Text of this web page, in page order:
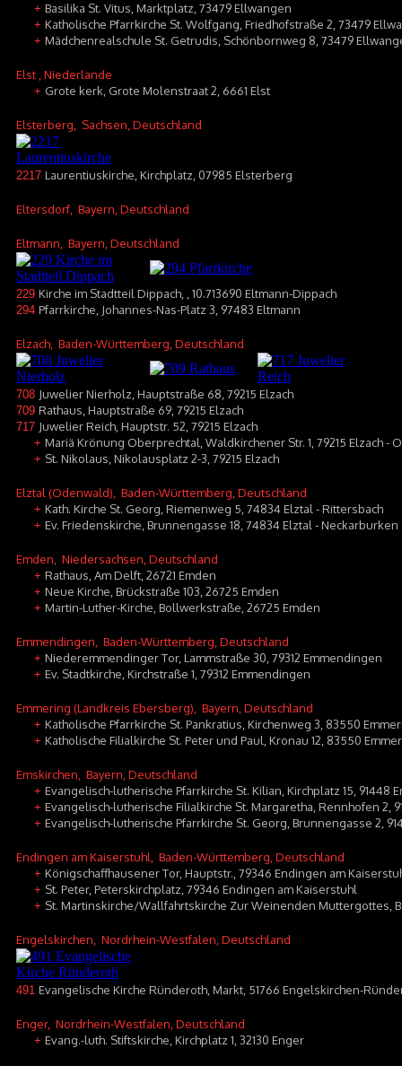
+ Basilika St. Vitus, Marktplatz, 73479 Ellwangen
+ Katholische Pfarrkirche St. Wolfgang, Friedhofstraße 2, 73479
+ Mädchenrealschule St. Getrudis, Schönbornweg 8, 73479
Elst , Niederlande
+ Grote kerk, Grote Molenstraat 2, 6661 Elst
Elsterberg , Sachsen, Deutschland
2217 Laurentiuskirche, Kirchplatz, 07985 Elsterberg
Eltersdorf , Bayern, Deutschland
Eltmann , Bayern, Deutschland
229 Kirche im Stadtteil Dippach, , 10.713690 Eltmann-Dippach
294 Pfarrkirche, Johannes-Nas-Platz 3, 97483 Eltmann
Elzach , Baden-Württemberg, Deutschland
708 Juwelier Nierholz, Hauptstraße 68, 79215 Elzach
709 Rathaus, Hauptstraße 69, 79215 Elzach
717 Juwelier Reich, Hauptstr. 52, 79215 Elzach
+ Mariä Krönung Oberprechtal, Waldkirchener Str. 1, 79215 Elzach -
+ St. Nikolaus, Nikolausplatz 2-3, 79215 Elzach
Elztal (Odenwald) , Baden-Württemberg, Deutschland
+ Kath. Kirche St. Georg, Riemenweg 5, 74834 Elztal - Rittersbach
+ Ev. Friedenskirche, Brunnengasse 18, 74834 Elztal - Neckarburken
Emden , Niedersachsen, Deutschland
+ Rathaus, Am Delft, 26721 Emden
+ Neue Kirche, Brückstraße 103, 26725 Emden
+ Martin-Luther-Kirche, Bollwerkstraße, 26725 Emden
Emmendingen , Baden-Württemberg, Deutschland
+ Niederemmendinger Tor, Lammstraße 30, 79312 Emmendingen
+ Ev. Stadtkirche, Kirchstraße 1, 79312 Emmendingen
Emmering (Landkreis Ebersberg) , Bayern, Deutschland
+ Katholische Pfarrkirche St. Pankratius, Kirchenweg 3, 83550
+ Katholische Filialkirche St. Peter und Paul, Kronau 12, 83550
Emskirchen , Bayern, Deutschland
+ Evangelisch-lutherische Pfarrkirche St. Kilian, Kirchplatz 15, 91448
+ Evangelisch-lutherische Filialkirche St. Margaretha, Rennhofen 2,
+ Evangelisch-lutherische Pfarrkirche St. Georg, Brunnengasse 2,
Endingen am Kaiserstuhl , Baden-Württemberg, Deutschland
+ Königschaffhausener Tor, Hauptstr., 79346 Endingen am
+ St. Peter, Peterskirchplatz, 79346 Endingen am Kaiserstuhl
+ St. Martinskirche/Wallfahrtskirche Zur Weinenden Muttergottes,
Engelskirchen , Nordrhein-Westfalen, Deutschland
491 Evangelische Kirche Ründeroth, Markt, 51766 Engelskirchen-
Enger, Nordrhein-Westfalen, Deutschland
+ Evang.-luth. Stiftskirche, Kirchplatz 1, 32130 Enger